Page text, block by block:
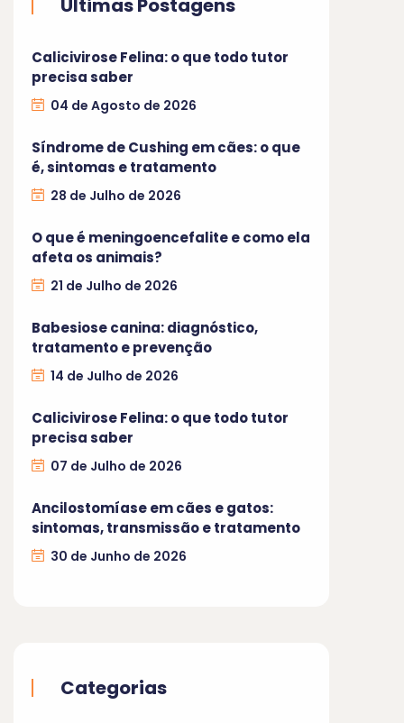
Últimas Postagens
Calicivirose Felina: o que todo tutor
precisa saber
04 de Agosto de 2026
Síndrome de Cushing em cães: o que
é, sintomas e tratamento
28 de Julho de 2026
O que é meningoencefalite e como ela
afeta os animais?
21 de Julho de 2026
Babesiose canina: diagnóstico,
tratamento e prevenção
14 de Julho de 2026
Calicivirose Felina: o que todo tutor
precisa saber
07 de Julho de 2026
Ancilostomíase em cães e gatos:
sintomas, transmissão e tratamento
30 de Junho de 2026
Categorias